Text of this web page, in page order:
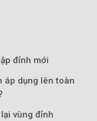
đỉnh mới
áp dụng lên toàn
vùng đỉnh